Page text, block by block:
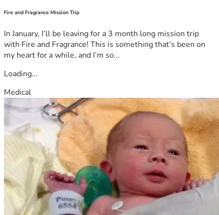
Fire and Fragrance Mission Trip
In January, I’ll be leaving for a 3 month long mission trip
with Fire and Fragrance! This is something that’s been on
my heart for a while, and I’m so...
Loading...
Medical